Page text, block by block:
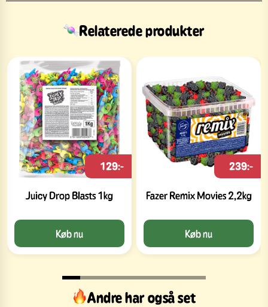
Relaterede produkter
Juicy Drop Blasts 1kg
129:-
Køb nu
Fazer Remix Movies 2,2kg
239:-
Køb nu
Andre har også set